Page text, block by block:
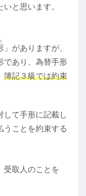
と思います。
」がありますが、
であり、為替手形
簿記３級では約束
して手形に記載し
うことを約束する
受取人のことを